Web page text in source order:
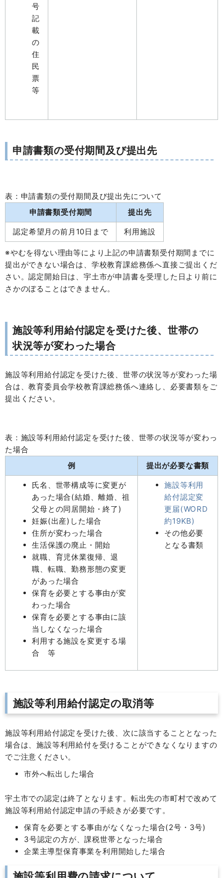
号
記
載
の
住
民
票
等
申請書類の受付期間及び提出先
表：申請書類の受付期間及び提出先について
申請書類受付期間
提出先
認定希望月の前月10日まで 利用施設
※やむを得ない理由等により上記の申請書類受付期間までに
提出ができない場合は、学校教育課総務係へ直接ご提出くだ
さい。認定開始日は、宇土市が申請書を受理した日より前に
さかのぼることはできません。
施設等利用給付認定を受けた後、世帯の
状況等が変わった場合
施設等利用給付認定を受けた後、世帯の状況等が変わった場
合は、教育委員会学校教育課総務係へ連絡し、必要書類をご
提出ください。
表：施設等利用給付認定を受けた後、世帯の状況等が変わっ
た場合
例
提出が必要な書類
氏名、世帯構成等に変更が
あった場合(結婚、離婚、祖
父母との同居開始・終了)
妊娠(出産)した場合
住所が変わった場合
生活保護の廃止・開始
就職、育児休業復帰、退
職、転職、勤務形態の変更
があった場合
保育を必要とする事由が変
わった場合
保育を必要とする事由に該
当しなくなった場合
利用する施設を変更する場
合 等
施設等利用
給付認定変
更届(WORD
約19KB)
その他必要
となる書類
施設等利用給付認定の取消等
施設等利用給付認定を受けた後、次に該当することとなった
場合は、施設等利用給付を受けることができなくなりますの
でご注意ください。
市外へ転出した場合
宇土市での認定は終了となります。転出先の市町村で改めて
施設等利用給付認定申請の手続きが必要です。
保育を必要とする事由がなくなった場合(2号・3号)
3号認定の方が、課税世帯となった場合
企業主導型保育事業を利用開始した場合